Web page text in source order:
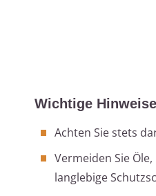
Wichtige Hinweise
Achten Sie stets
Vermeiden Sie
langlebige